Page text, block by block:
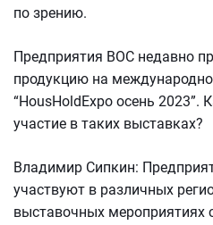
по зрению.
Предприятия ВОС недавно
продукцию на
“HousHoldExpo осень 2023”.
участие в таких выставках?
Владимир Сипкин:
участвуют в различных
выставочных мероприятиях